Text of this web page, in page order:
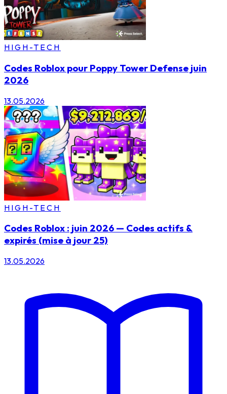
HIGH-TECH
Codes Roblox pour Poppy Tower Defense juin
2026
13.05.2026
HIGH-TECH
Codes Roblox : juin 2026 — Codes actifs &
expirés (mise à jour 25)
13.05.2026